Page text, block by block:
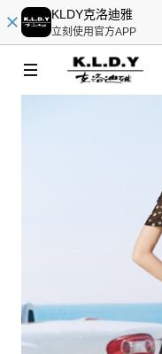
KLDY克洛迪雅
立刻使用官方APP